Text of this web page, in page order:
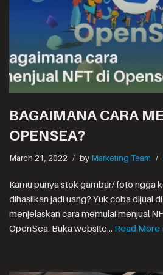
BAGAIMANA CARA
OPENSEA?
March 21, 2022 by Marketing Team
Kamu punya stok gambar/ foto ngga
dihasilkan jadi uang? Yuk coba dijual
menjelaskan cara memulai menjual
OpenSea. Buka website… Read More